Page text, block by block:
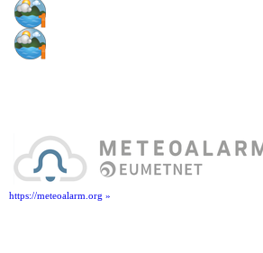
https://meteoalarm.org »